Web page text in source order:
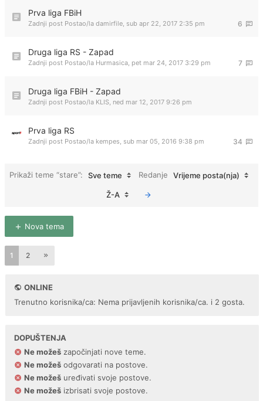
Prva liga FBiH
6
Zadnji post Postao/la damirfile, sub apr 22, 2017 2:35 pm
Druga liga RS - Zapad
7
Zadnji post Postao/la Hurmasica, pet mar 24, 2017 3:29 pm
Druga liga FBiH - Zapad
Zadnji post Postao/la KLIS, ned mar 12, 2017 9:26 pm
Prva liga RS
34
Zadnji post Postao/la kempes, sub mar 05, 2016 9:38 pm
Prikaži teme “stare”: Sve teme Redanje Vrijeme posta(nja)
Ž-A
Nova tema
1 2
ONLINE
Trenutno korisnika/ca: Nema prijavljenih korisnika/ca. i 2 gosta.
DOPUŠTENJA
Ne možeš započinjati nove teme.
Ne možeš odgovarati na postove.
Ne možeš uređivati svoje postove.
Ne možeš izbrisati svoje postove.